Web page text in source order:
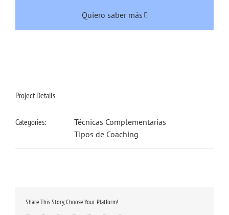
Quiero saber más
Project Details
Categories:
Técnicas Complementarias
Tipos de Coaching
Share This Story, Choose Your Platform!